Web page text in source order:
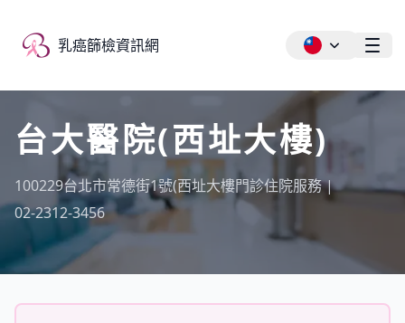
乳癌篩檢資訊網
乳癌篩檢資訊網
台大醫院(西址大樓)
100229台北市常德街1號(西址大樓門診住院服務 |
02-2312-3456